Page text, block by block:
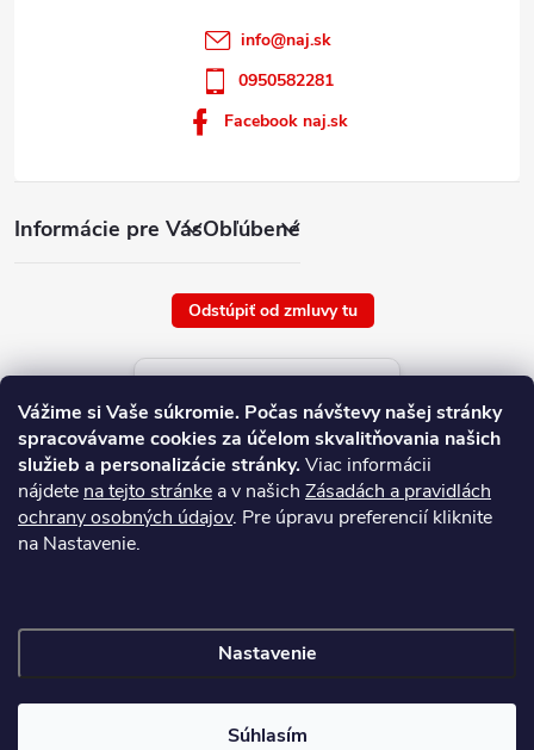
Vážime si Vaše súkromie. Počas návštevy našej stránky
spracovávame cookies za účelom skvalitňovania našich
služieb a personalizácie stránky.Viac informácii
nájdete na tejto stránke a v našich Zásadách a pravidlách
ochrany osobných údajov. Pre úpravu preferencií kliknite
na Nastavenie.
Nastavenie
Súhlasím
Informácie pre VásObľúbené
info@naj.sk
0950582281
Facebook naj.sk
Odstúpiť od zmluvy tu
Aktuálne ceny tovaru
platné od : 8/8/2026
Copyright 2026NAJ.SK. Všetky práva vyhradené.